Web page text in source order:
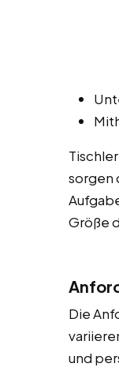
sorgen
Größe
Die
und